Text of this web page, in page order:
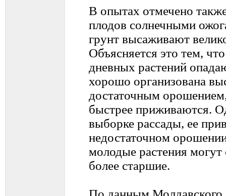
В опытах отмечено
плодов солнечными
грунт высаживают
Объясняется это тем,
дневных растений
хорошо организована
достаточным
быстрее приживаются.
выборке рассады, ее
недостаточном
молодые растения могут
более старшие.